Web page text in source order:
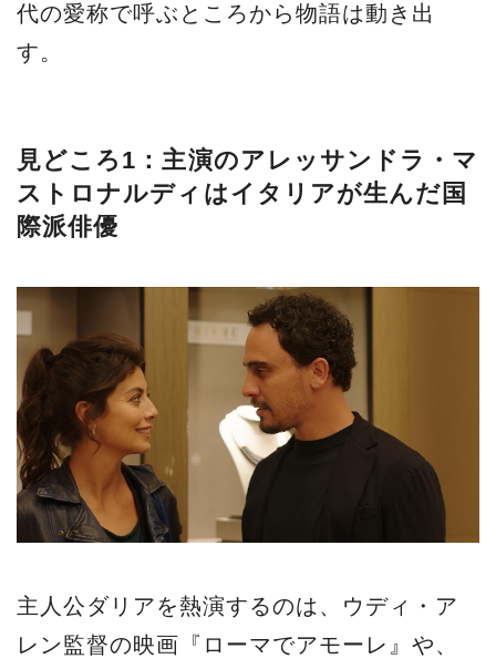
代の愛称で呼ぶところから物語は動き出
す。
見どころ1：主演のアレッサンドラ・マ
ストロナルディはイタリアが生んだ国
際派俳優
主人公ダリアを熱演するのは、ウディ・ア
レン監督の映画『ローマでアモーレ』や、